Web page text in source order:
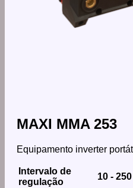
MAXI MMA 253
Equipamento inverter
Intervalo de
regulação
10 -